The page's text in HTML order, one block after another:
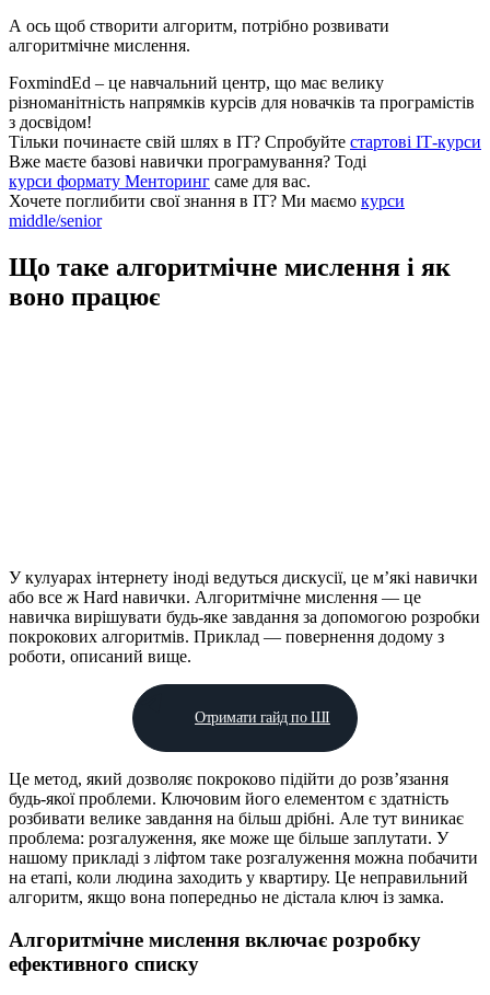
А ось щоб створити алгоритм, потрібно розвивати
алгоритмічне мислення.
FoxmindEd – це навчальний центр, що має велику
різноманітність напрямків курсів для новачків та програмістів
з досвідом!
Тільки починаєте свій шлях в ІТ? Спробуйте стартові ІТ-курси
Вже маєте базові навички програмування? Тоді
курси формату Менторинг саме для вас.
Хочете поглибити свої знання в ІТ? Ми маємо курси
middle/senior
Що таке алгоритмічне мислення і як
воно працює
У кулуарах інтернету іноді ведуться дискусії, це м’які навички
або все ж Hard навички. Алгоритмічне мислення — це
навичка вирішувати будь-яке завдання за допомогою розробки
покрокових алгоритмів. Приклад — повернення додому з
роботи, описаний вище.
Отримати гайд по ШІ
Це метод, який дозволяє покроково підійти до розв’язання
будь-якої проблеми. Ключовим його елементом є здатність
розбивати велике завдання на більш дрібні. Але тут виникає
проблема: розгалуження, яке може ще більше заплутати. У
нашому прикладі з ліфтом таке розгалуження можна побачити
на етапі, коли людина заходить у квартиру. Це неправильний
алгоритм, якщо вона попередньо не дістала ключ із замка.
Алгоритмічне мислення включає розробку
ефективного списку